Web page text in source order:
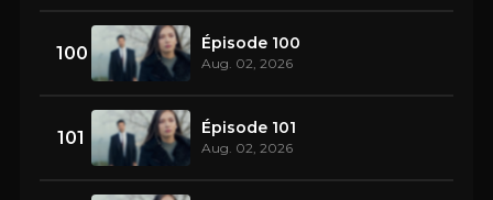
100 Épisode 100
Aug. 02, 2026
101 Épisode 101
Aug. 02, 2026